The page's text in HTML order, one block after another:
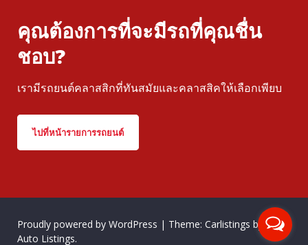
คุณต้องการที่จะมีรถที่คุณชื่น
ชอบ?
เรามีรถยนต์คลาสสิกที่ทันสมัยและคลาสสิคให้เลือกเพียบ
ไปที่หน้ารายการรถยนต์
Proudly powered by WordPress | Theme: Carlistings byWP
Auto Listings.